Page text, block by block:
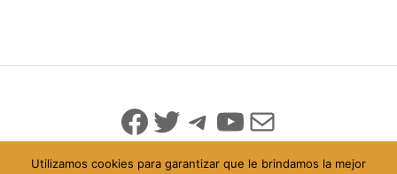
Facebook
Twitter
Telegram
YouTube
Mail
Utilizamos cookies para garantizar que le brindamos la mejor